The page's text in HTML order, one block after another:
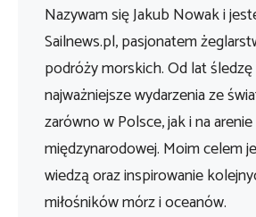
Nazywam się Jakub Nowak i
Sailnews.pl, pasjonatem
podróży morskich. Od lat
najważniejsze wydarzenia ze
zarówno w Polsce, jak i na arenie
międzynarodowej. Moim celem
wiedzą oraz inspirowanie
miłośników mórz i oceanów.